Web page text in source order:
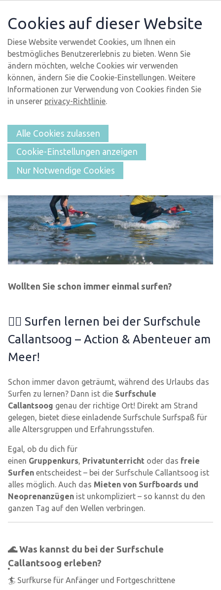
ÜBERSICHT
Surfschool Callantsoog
Callantsoog
Wollten Sie schon immer einmal surfen?
🏄‍♂️ Surfen lernen bei der Surfschule
Callantsoog – Action & Abenteuer am
Meer!
Schon immer davon geträumt, während des Urlaubs das
Surfen zu lernen? Dann ist die Surfschule
Callantsoog genau der richtige Ort! Direkt am Strand
gelegen, bietet diese einladende Surfschule Surfspaß für
alle Altersgruppen und Erfahrungsstufen.
Egal, ob du dich für
einen Gruppenkurs, Privatunterricht oder das freie
Surfen entscheidest – bei der Surfschule Callantsoog ist
alles möglich. Auch das Mieten von Surfboards und
Neoprenanzügen ist unkompliziert – so kannst du den
ganzen Tag auf den Wellen verbringen.
🌊 Was kannst du bei der Surfschule
Callantsoog erleben?
🏄 Surfkurse für Anfänger und Fortgeschrittene
Cookies auf dieser Website
Diese Website verwendet Cookies, um Ihnen ein
bestmögliches Benutzererlebnis zu bieten. Wenn Sie
ändern möchten, welche Cookies wir verwenden
können, ändern Sie die Cookie-Einstellungen. Weitere
Informationen zur Verwendung von Cookies finden Sie
in unserer privacy-Richtlinie.
Alle Cookies zulassen
Cookie-Einstellungen anzeigen
Nur Notwendige Cookies